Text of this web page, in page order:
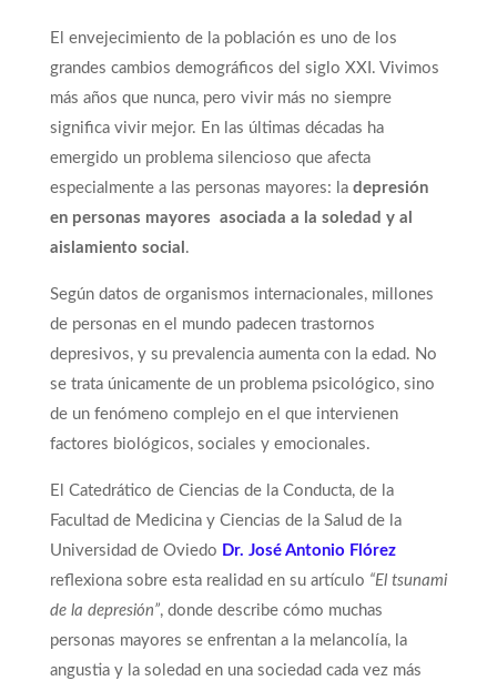
El envejecimiento de la población es uno de los
grandes cambios demográficos del siglo XXI. Vivimos
más años que nunca, pero vivir más no siempre
significa vivir mejor. En las últimas décadas ha
emergido un problema silencioso que afecta
especialmente a las personas mayores: la depresión
en personas mayores asociada a la soledad y al
aislamiento social .
Según datos de organismos internacionales, millones
de personas en el mundo padecen trastornos
depresivos, y su prevalencia aumenta con la edad. No
se trata únicamente de un problema psicológico, sino
de un fenómeno complejo en el que intervienen
factores biológicos, sociales y emocionales.
El Catedrático de Ciencias de la Conducta, de la
Facultad de Medicina y Ciencias de la Salud de la
Universidad de Oviedo Dr. José Antonio Flórez
reflexiona sobre esta realidad en su artículo “El tsunami
de la depresión”, donde describe cómo muchas
personas mayores se enfrentan a la melancolía, la
angustia y la soledad en una sociedad cada vez más